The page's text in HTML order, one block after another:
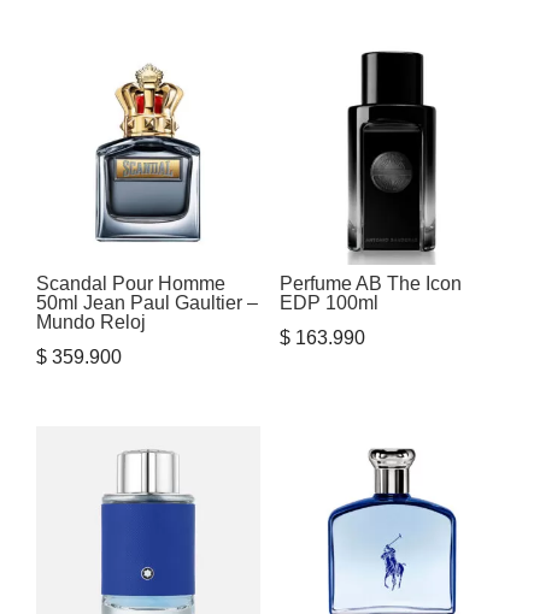
era:
$ 199.900.
Scandal Pour Homme
50ml Jean Paul Gaultier –
Mundo Reloj
$ 359.900
Perfume AB The Icon
EDP 100ml
$163.990